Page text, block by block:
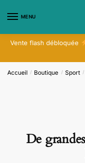
MENU
Vente flash débloquée
Accueil / Boutique / Sport /
De